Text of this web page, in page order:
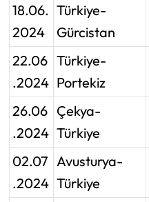
18.06.
2024
Türkiye-
Gürcistan
22.06
.2024
Türkiye-
Portekiz
26.06
.2024
Çekya-
Türkiye
02.07
.2024
Avusturya-
Türkiye